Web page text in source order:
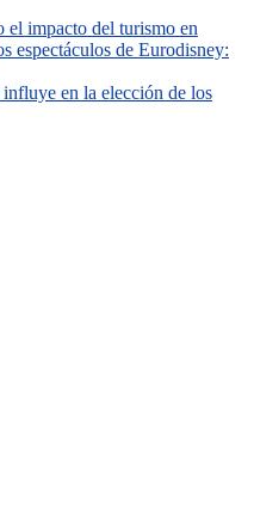
el impacto del turismo en
espectáculos de Eurodisney:
en la elección de los